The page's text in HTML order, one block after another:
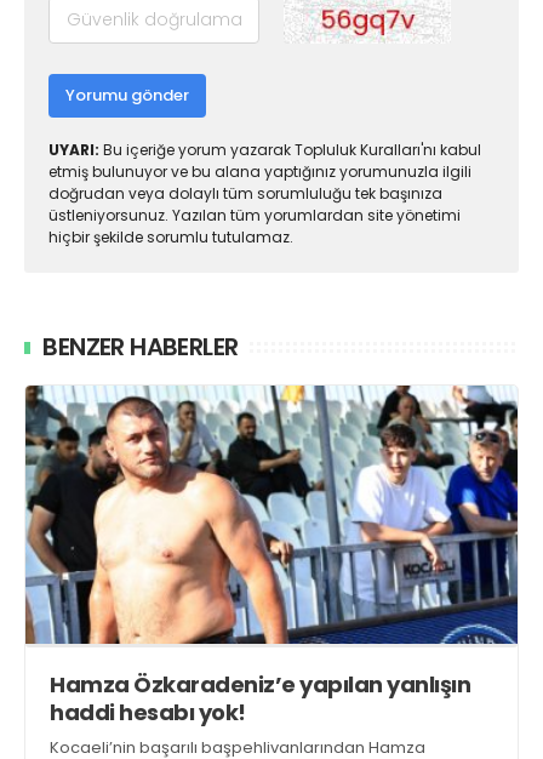
Yorumu gönder
UYARI: Bu içeriğe yorum yazarak Topluluk Kuralları'nı kabul
etmiş bulunuyor ve bu alana yaptığınız yorumunuzla ilgili
doğrudan veya dolaylı tüm sorumluluğu tek başınıza
üstleniyorsunuz. Yazılan tüm yorumlardan site yönetimi
hiçbir şekilde sorumlu tutulamaz.
BENZER HABERLER
Hamza Özkaradeniz’e yapılan yanlışın
haddi hesabı yok!
Kocaeli’nin başarılı başpehlivanlarından Hamza